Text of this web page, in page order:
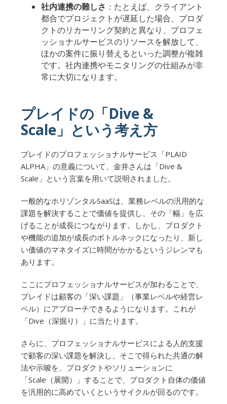
社内連携の難しさ ：たとえば、クライアント
都合でプロジェクトが遅延した場合、プロダ
クトのリカーリング契約と異なり、プロフェ
ッショナルサービスのリソースを解放して、
ほかの案件に振り替えるといった調整が複雑
です。社内連携やモニタリングの仕組みが非
常に大切になります。
プレイドの「Dive &
Scale」という考え方
プレイドのプロフェッショナルサービス「PLAID
ALPHA」の意義について、金井さんは「Dive &
Scale」という言葉を用いて説明されました。
一般的なホリゾンタルSaaSは、業務レベルの汎用的な
課題を解決することで価値を提供し、その「幅」を広
げることが成長につながります。しかし、プロダクト
や機能の追加が成長のボトルネックになったり、新し
い価値のマネタイズに時間がかかるというジレンマも
あります。
ここにプロフェッショナルサービスが加わることで、
プレイドは顧客の「深い課題」（事業レベルや経営レ
ベル）にアプローチできるようになります。これが
「Dive（深掘り）」に当たります。
さらに、プロフェッショナルサービスによる人的支援
で顧客の深い課題を解決し、そこで得られた共通の解
法や示唆を、プロダクトやソリューションに
「Scale（展開）」することで、プロダクト自体の価値
を汎用的に高めていくというサイクルが回るのです。